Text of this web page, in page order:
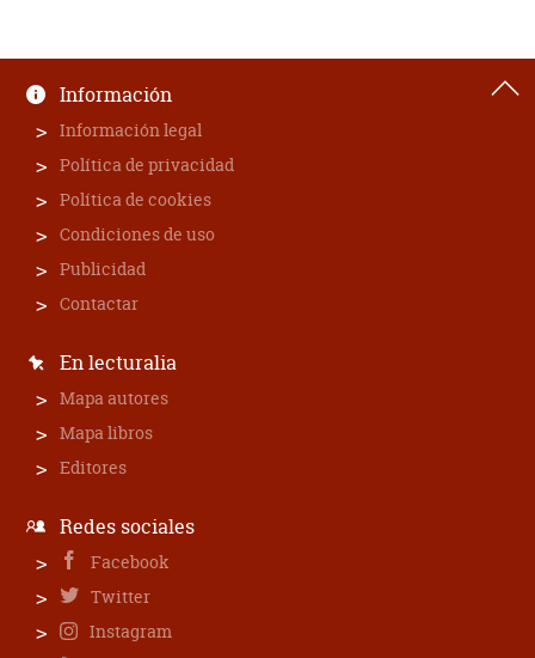
Información
Información legal
Política de privacidad
Política de cookies
Condiciones de uso
Publicidad
Contactar
En lecturalia
Mapa autores
Mapa libros
Editores
Redes sociales
Facebook
Twitter
Instagram